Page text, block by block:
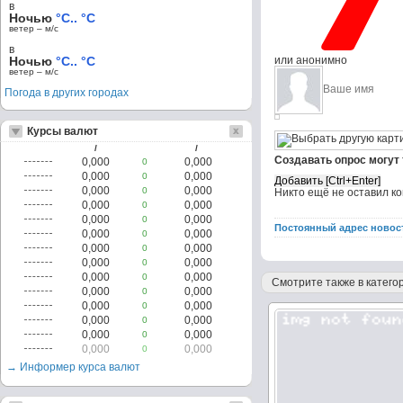
или анонимно
Создавать опрос
Никто ещё не оставил
Постоянный адрес
Смотрите также в
в
Ночью °C.. °C
ветер – м/c
в
Ночью °C.. °C
ветер – м/c
Погода в других городах
Курсы валют
/ /
0,000 0
0,000
0,000
0
0,000
0,000
0
0,000
0,000
0
0,000
0,000
0
0,000
0,000
0
0,000
0,000
0
0,000
0,000
0
0,000
0,000
0
0,000
0,000
0
0,000
0,000
0
0,000
0,000
0
0,000
0,000
0
0,000
0,000
0
0,000
→ Информер курса валют